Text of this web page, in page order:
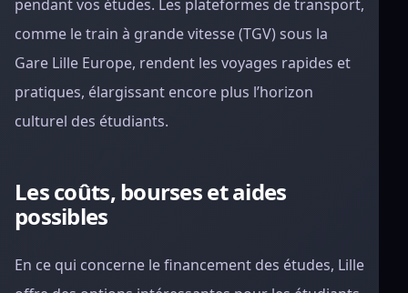
pendant vos études. Les plateformes de transport,
comme le train à grande vitesse (TGV) sous la
Gare Lille Europe, rendent les voyages rapides et
pratiques, élargissant encore plus l’horizon
culturel des étudiants.
Les coûts, bourses et aides
possibles
En ce qui concerne le financement des études, Lille